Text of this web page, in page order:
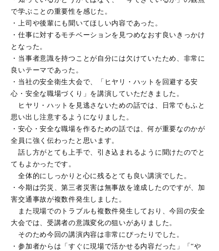
で学ぶことの重要性を感じた。
・上司や後輩にも聞いてほしい内容であった。
・仕事に対するモチベーションを見つめなおす良いきっかけ
となった。
・当事者意識を持つことが自分には欠けていたため、非常に
良いテーマであった。
・当社の安全衛生大会で、「ヒヤリ・ハットを回避する安
心・安全な職場づくり」を講演していただきました。
ヒヤリ・ハットを見逃さないための話では、日常でもふと
思い出し注意するようになりました。
・安心・安全な職場を作るための話では、何が重要なのかが
全員に強く伝わったと思います。
話し方がとても上手で、引き込まれるように聞けたのでと
てもよかったです。
全体的にしっかりと心に残るとても良い講演でした。
・今期は労災、第三者災害は無事故を達成したのですが、加
害交通事故が複数件発生しました。
また現場でのトラブルも複数件発生しており、今回の安全
大会では、受講者の意識変化の狙いがありました。
そのため今回の講演内容は非常にぴったりでした。
・参加者からは「すぐに現場で活かせる内容だった」「“や